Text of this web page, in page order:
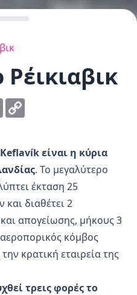
Email
είναι η κύρια
. Το μεγαλύτερο
έκταση 25
διαθέτει 2
απογείωσης, μήκους 3
κόμβος
την κρατική εταιρεία της
τρεις φορές το